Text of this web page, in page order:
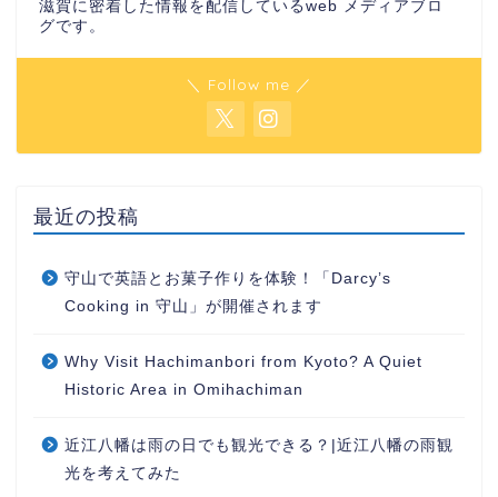
滋賀に密着した情報を配信しているweb メディアブロ
グです。
＼ Follow me ／
最近の投稿
守山で英語とお菓子作りを体験！「Darcy’s
Cooking in 守山」が開催されます
Why Visit Hachimanbori from Kyoto? A Quiet
Historic Area in Omihachiman
近江八幡は雨の日でも観光できる？|近江八幡の雨観
光を考えてみた